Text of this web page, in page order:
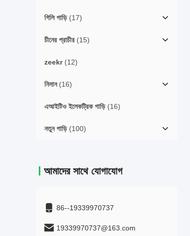
গিলি গাড়ি (17)
চীনের প্রাচীর (15)
zeekr(12)
নিসান(16)
এআইটিও ইলেকট্রিক গাড়ি (16)
নতুন গাড়ি (100)
আমাদের সাথে যোগাযোগ
86--19339970737
19339970737@163.com